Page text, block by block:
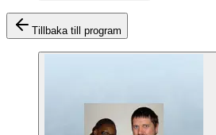
Tillbaka till program